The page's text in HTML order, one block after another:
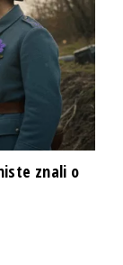
znali o